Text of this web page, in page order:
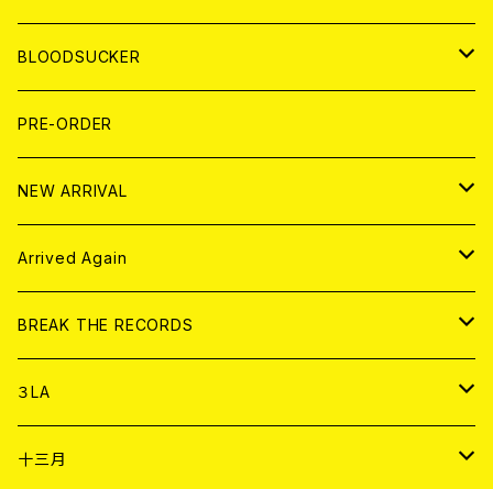
LP
7EP
LP
T-shirt
HOOD
WORLD
T-shirt
HOOD
MAGAZINE
BOLLOCKS
EL ZINE
写真集 (PHOTOBOOK)
BLOODSUCKER
CD
アナログ
アパレル
書籍
DIGITAL CONTENTS
PRE-ORDER
NEW ARRIVAL
CD
アナログ
Arrived Again
CD
アナログ
BREAK THE RECORDS
CD
ANALOG
３LA
CD
十三月